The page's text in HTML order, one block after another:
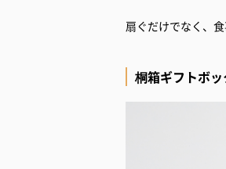
扇ぐだけでなく、
桐箱ギフトボ